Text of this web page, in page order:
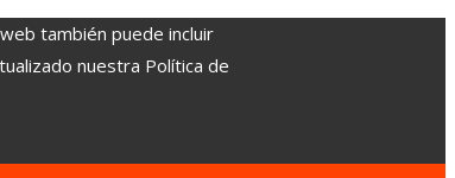
también puede incluir
nuestra Política de